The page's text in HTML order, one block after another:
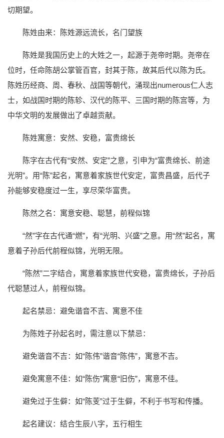
切期望。
陈姓由来：陈姓源远流长，名门望族
陈姓是我国历史上的大姓之一，起源于尧帝时期。尧帝在
位时，任命陈胡公掌管百官，封其于陈，故其后代以陈为氏。
陈姓历经商、周、春秋、战国等朝代，涌现出numerous仁人志
士，如战国时期的陈轸、汉代的陈平、三国时期的陈宫等，为
中华文明的发展做出了卓越贡献。
陈姓寓意：安然、安稳，富贵绵长
陈字在古代有“安然、安定”之意，引申为“富贵绵长、前途
光明”。用“陈”起名，寓意着家族世代安定，富贵昌盛，后代子
孙能够安稳度过一生，享尽荣华富贵。
陈然之名：寓意安稳、聪慧，前程似锦
“然”字在古代通“燃”，有“光明、兴盛”之意。用“然”起名，寓
意着子孙后代前程似锦，光明无限。
“陈然”二字结合，寓意着家族世代安稳，富贵绵长，子孙后
代聪慧过人，前程似锦。
起名禁忌：避免谐音不吉、寓意不佳
为陈姓子孙起名时，需注意以下禁忌：
避免谐音不吉：如“陈伟”谐音“陈伟”，寓意不吉。
避免寓意不佳：如“陈伤”寓意“旧伤”，寓意不佳。
避免过于生僻：如“陈芰”过于生僻，不利于书写和传播。
起名建议：结合生辰八字，五行相生